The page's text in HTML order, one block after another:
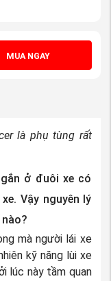
MUA NGAY
là phụ tùng rất
ở đuôi xe có
Vậy nguyên lý
mà người lái xe
kỹ năng lùi xe
lúc này tầm quan